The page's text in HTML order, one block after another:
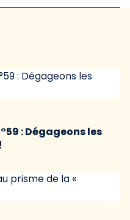
: Dégageons les